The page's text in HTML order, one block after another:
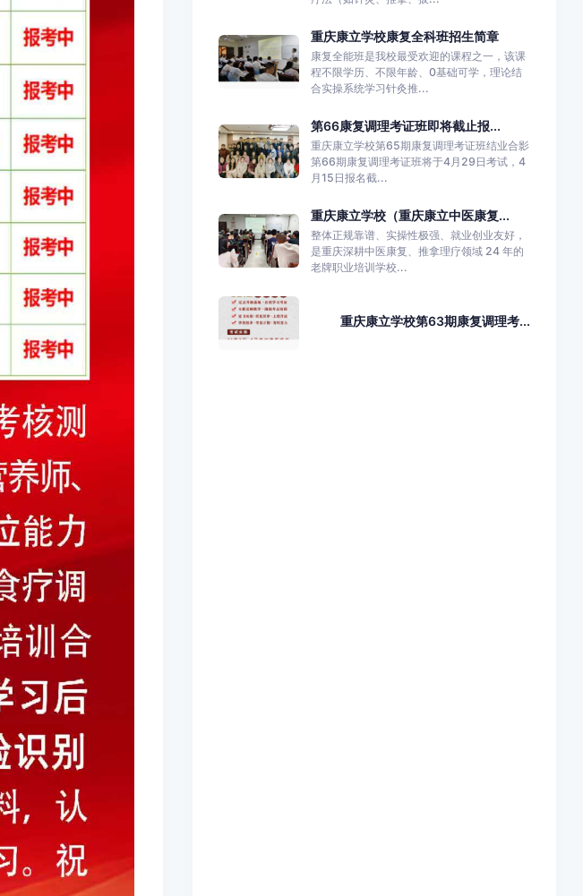
重庆康立学校康复全科班招生简章
康复全能班是我校最受欢迎的课程之一，该课
程不限学历、不限年龄、0基础可学，理论结
合实操系统学习针灸推...
第66康复调理考证班即将截止报...
重庆康立学校第65期康复调理考证班结业合影
第66期康复调理考证班将于4月29日考试，4
月15日报名截...
重庆康立学校（重庆康立中医康复...
整体正规靠谱、实操性极强、就业创业友好，
是重庆深耕中医康复、推拿理疗领域 24 年的
老牌职业培训学校...
重庆康立学校第63期康复调理考...